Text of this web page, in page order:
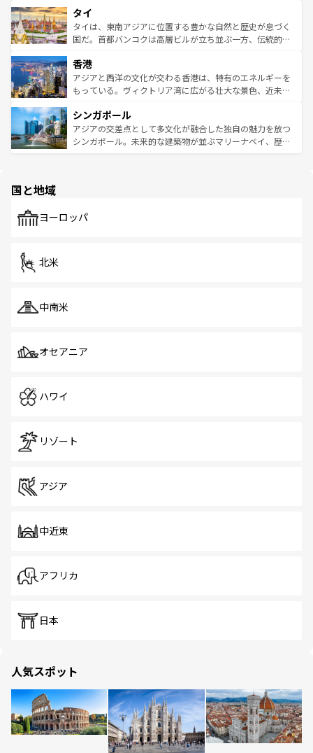
リティに包まれながら、韓国の多彩な魅力を心ゆくまで味
わってみてほしい。 なお、新着の韓国情報はコンテンツ一
覧を参照してほしい。
急速な発展と共に伝統が息づく。ハノイの古い町並みやホ
ーチミン市のフランス統治時代の建物も、独特の雰囲気を
醸し出している。また、バラエティの豊かさとおいしさで
とつ。フォーやバインミー、ベトナムコーヒーなどは、ぜ
ひ現地で味わいたい。どの地域を訪れてもあたたかい人々
が旅行者を迎えてくれるので、きっと忘れられない旅にな
参照してほしい。
タイ
タイは、東南アジアに位置する豊かな自然と歴史が息づく
国だ。首都バンコクは高層ビルが立ち並ぶ一方、伝統的な
の活気が交差している。北部ではチェンマイなどの山岳地
帯で自然と触れ合い、南部ではプーケットやクラビの美し
いビーチでリゾート気分を楽しむことができる。タイ料理
激する。気候は一年中温暖で、どの季節にも異なる楽しみ
が待っている。親しみやすいタイの人々、仏教を中心とし
た文化、そして多様な観光資源が、訪れる旅人を魅了し続
香港
アジアと西洋の文化が交わる香港は、特有のエネルギーを
もっている。ヴィクトリア湾に広がる壮大な景色、近未来
み、どこを訪れても感動するはず。観光スポットが密集し
ており、効率よく見どころを回れるのも魅力。息をのむよ
うな絶景から文化的な体験まで、香港を存分に楽しみ尽く
シンガポール
アジアの交差点として多文化が融合した独自の魅力を放つ
シンガポール。未来的な建築物が並ぶマリーナベイ、歴史
で、ホーカーズは地元の風情を楽しめる外せないスポット
国と地域
ヨーロッパ
北米
中南米
オセアニア
ハワイ
リゾート
アジア
中近東
アフリカ
日本
人気スポット